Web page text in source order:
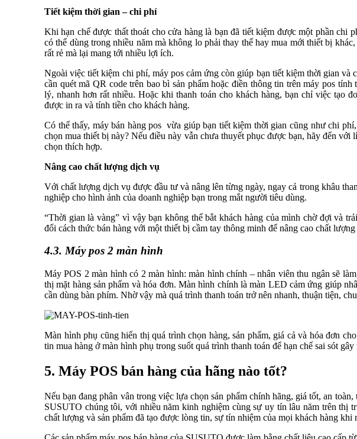
Tiết kiệm thời gian – chi phí
Khi hạn chế được thất thoát cho cửa hàng là bạn đã tiết kiệm được một phần chi
có thể dùng trong nhiều năm mà không lo phải thay thế hay mua mới thiết bị
rất rẻ mà lại mang tới nhiều lợi ích.
Ngoài việc tiết kiệm chi phí, máy pos cảm ứng còn giúp bạn tiết kiệm thời gian và
cần quét mã QR code trên bao bì sản phẩm hoặc điền thông tin trên máy pos
lý, nhanh hơn rất nhiều. Hoặc khi thanh toán cho khách hàng, bạn chỉ việc tạo
được in ra và tính tiền cho khách hàng.
Có thể thấy, máy bán hàng pos vừa giúp bạn tiết kiệm thời gian cũng như chi
chọn mua thiết bị này? Nếu điều này vẫn chưa thuyết phục được bạn, hãy đến với
chọn thích hợp.
Nâng cao chất lượng dịch vụ
Với chất lượng dịch vụ được đầu tư và nâng lên từng ngày, ngay cả trong khâu
nghiệp cho hình ảnh của doanh nghiệp bạn trong mắt người tiêu dùng.
“Thời gian là vàng” vì vậy bạn không thể bắt khách hàng của mình chờ đợi và
đổi cách thức bán hàng với một thiết bị cầm tay thông minh để nâng cao chất
4.3. Máy pos 2 màn hình
Máy POS 2 màn hình có 2 màn hình: màn hình chính – nhân viên thu ngân sẽ
thị mặt hàng sản phẩm và hóa đơn. Màn hình chính là màn LED cảm ứng giúp
cần dùng bàn phím. Nhờ vậy mà quá trình thanh toán trở nên nhanh, thuận tiện,
Màn hình phụ cũng hiển thị quá trình chọn hàng, sản phẩm, giá cả và hóa đơn
tin mua hàng ở màn hình phụ trong suốt quá trình thanh toán để hạn chế sai sót gây
5. Máy POS bán hàng của hãng nào tốt?
Nếu bạn đang phân vân trong việc lựa chọn sản phẩm chính hãng, giá tốt, an
SUSUTO chúng tôi, với nhiều năm kinh nghiệm cùng sự uy tín lâu năm trên thị
chất lượng và sản phẩm đã tạo được lòng tin, sự tín nhiệm của mọi khách hàng khi